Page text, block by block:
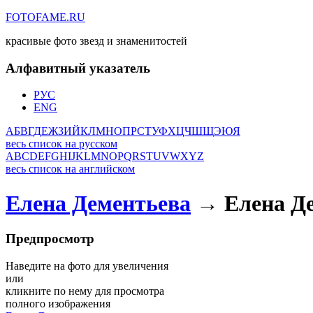
FOTOFAME.RU
красивые фото звезд и знаменитостей
Алфавитный указатель
РУС
ENG
АБВГДЕЖЗИЙКЛМНОПРСТУФХЦЧШЩЭЮЯ
весь список на русском
ABCDEFGHIJKLMNOPQRSTUVWXYZ
весь список на английском
Елена Дементьева → Елена
Предпросмотр
Наведите на фото для увеличения
или
кликните по нему для просмотра
полного изображения